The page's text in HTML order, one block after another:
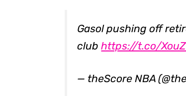
Gasol pushing off
clubhttps://t.co/
— theScore NBA